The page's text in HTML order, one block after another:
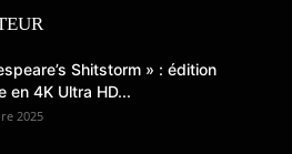
Shitstorm » : édition
en 4K Ultra HD...
2025